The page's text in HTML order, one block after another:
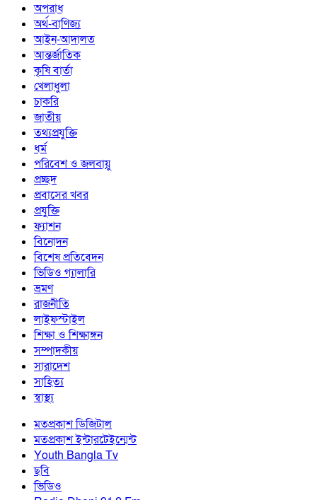
অপরাধ
অর্থ-বাণিজ্য
আইন-আদালত
আন্তর্জাতিক
কৃষি বার্তা
খেলাধুলা
চাকরি
জাতীয়
তথ্যপ্রযুক্তি
ধর্ম
পরিবেশ ও জলবায়ু
প্রচ্ছদ
প্রবাসের খবর
প্রযুক্তি
ফ্যাশন
বিনোদন
বিশেষ প্রতিবেদন
ভিডিও গ্যালারি
ভ্রমণ
রাজনীতি
লাইফস্টাইল
শিক্ষা ও শিক্ষাঙ্গন
সম্পাদকীয়
সারাদেশ
সাহিত্য
স্বাস্থ্য
মতপ্রকাশ ডিজিটাল
মতপ্রকাশ ইন্টারটেইন্মেন্ট
Youth Bangla Tv
ছবি
ভিডিও